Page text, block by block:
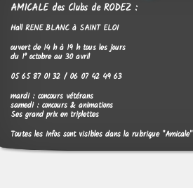
AMICALE des Clubs de RODEZ :
Hall RENE BLANC à SAINT ELOI
ouvert de 14 h à 19 h tous les jours
du 1° octobre au 30 avril
05 65 87 01 32 / 06 07 42 49 63
mardi : concours vétérans
samedi : concours & animations
Ses grand prix en triplettes
Toutes les infos sont visibles dans la rubrique "Amicale"